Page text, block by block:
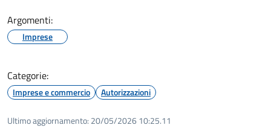
Argomenti:
Imprese
Categorie:
Imprese e commercio Autorizzazioni
Ultimo aggiornamento: 20/05/2026 10:25.11